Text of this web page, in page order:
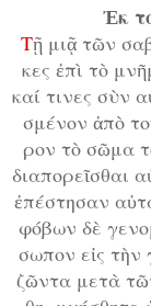
Ἐκ
Τῇ μι­ᾷ τῶν
κες ἐ­πὶ τὸ
καί τι­νες σὺν
σμέ­νον ἀ­πὸ
ρον τὸ σῶ­μα
δι­α­πο­ρεῖ­σθαι
ἐ­πέ­στη­σαν
φό­βων δὲ
σω­πον εἰς τὴν
ζῶν­τα με­τὰ